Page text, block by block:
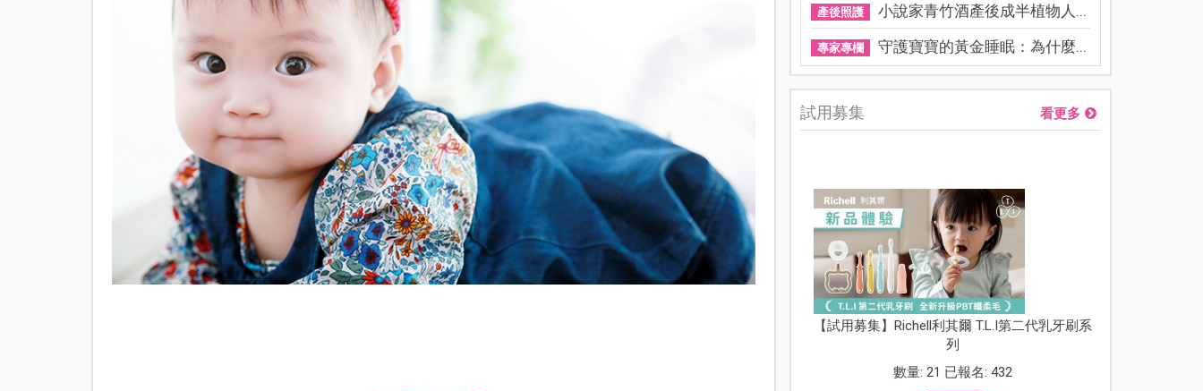
產後照護 小說家青竹酒產後成半植物人...
專家專欄 守護寶寶的黃金睡眠：為什麼...
試用募集 看更多
【試用募集】Richell利其爾 T.L.I第二代乳牙刷系
列
數量: 21 已報名: 432